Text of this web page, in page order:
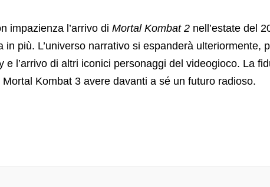
impazienza l’arrivo di Mortal Kombat 2nell’estate del
in più. L’universo narrativo si espanderà ulteriormente,
e l’arrivo di altri iconici personaggi del videogioco. La
Kombat 3 avere davanti a sé un futuro radioso.